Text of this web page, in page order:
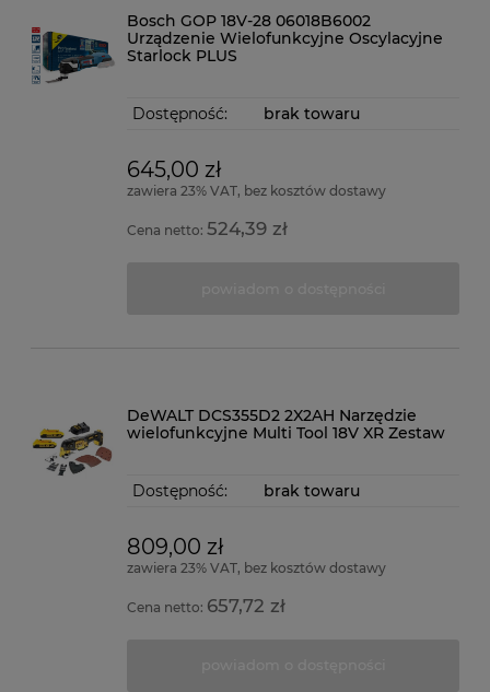
Bosch GOP 18V-28 06018B6002
Urządzenie Wielofunkcyjne Oscylacyjne
Starlock PLUS
Dostępność: brak towaru
645,00 zł
zawiera 23% VAT, bez kosztów dostawy
Cena netto:524,39 zł
DeWALT DCS355D2 2X2AH Narzędzie
wielofunkcyjne Multi Tool 18V XR Zestaw
Dostępność: brak towaru
809,00 zł
zawiera 23% VAT, bez kosztów dostawy
Cena netto: 657,72 zł